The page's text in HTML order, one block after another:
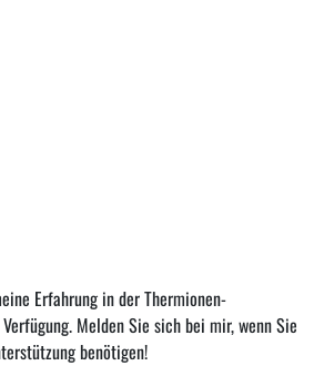
Erfahrung in der Thermionen-
Melden Sie sich bei mir, wenn Sie
benötigen!